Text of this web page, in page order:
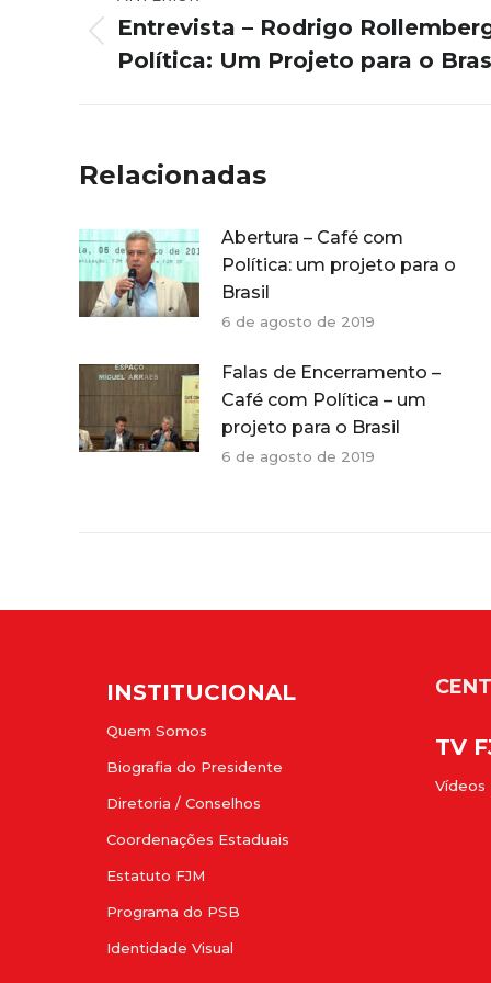
de
post:
anterior:
Entrevista – Rodrigo
Política: Um Projeto para o
Relacionadas
Abertura – Café com
Política: um projeto para o
Brasil
6 de agosto de 2019
Falas de Encerramento –
Café com Política – um
projeto para o Brasil
6 de agosto de 2019
INSTITUCIONAL
Quem Somos
Biografia do Presidente
Diretoria / Conselhos
Coordenações Estaduais
Estatuto FJM
Programa do PSB
Identidade Visual
TV
Vídeos